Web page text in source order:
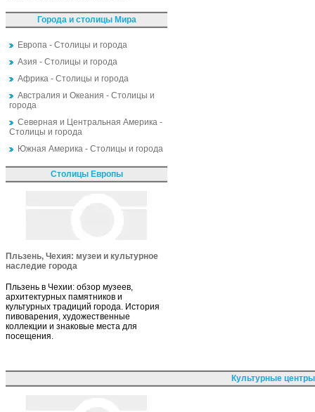
Города и столицы Мира
Европа - Столицы и города
Азия - Столицы и города
Африка - Столицы и города
Австралия и Океания - Столицы и
города
Северная и Центральная Америка -
Столицы и города
Южная Америка - Столицы и города
Столицы Европы
Пльзень, Чехия: музеи и культурное
наследие города
Пльзень в Чехии: обзор музеев,
архитектурных памятников и
культурных традиций города. История
пивоварения, художественные
коллекции и знаковые места для
посещения.
Культурные